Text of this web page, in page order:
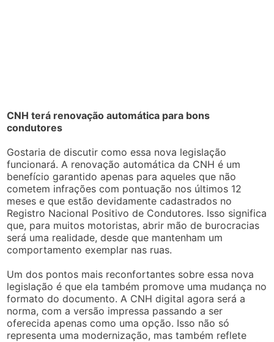
CNH terá renovação automática para bons
condutores
Gostaria de discutir como essa nova legislação
funcionará. A renovação automática da CNH é um
benefício garantido apenas para aqueles que não
cometem infrações com pontuação nos últimos 12
meses e que estão devidamente cadastrados no
Registro Nacional Positivo de Condutores. Isso significa
que, para muitos motoristas, abrir mão de burocracias
será uma realidade, desde que mantenham um
comportamento exemplar nas ruas.
Um dos pontos mais reconfortantes sobre essa nova
legislação é que ela também promove uma mudança no
formato do documento. A CNH digital agora será a
norma, com a versão impressa passando a ser
oferecida apenas como uma opção. Isso não só
representa uma modernização, mas também reflete